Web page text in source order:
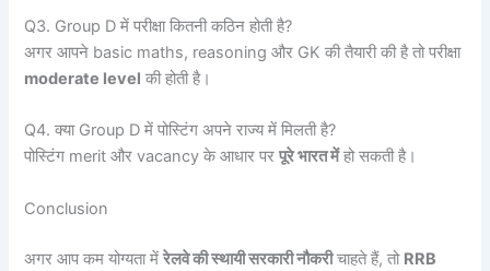
Q3. Group D में परीक्षा कितनी कठिन होती है?
अगर आपने basic maths, reasoning और GK की तैयारी की है तो परीक्षा
moderate level की होती है।
Q4. क्या Group D में पोस्टिंग अपने राज्य में मिलती है?
पोस्टिंग merit और vacancy के आधार परपूरे भारत मेंहो सकती है।
Conclusion
अगर आप कम योग्यता मेंरेलवे की स्थायी सरकारी नौकरीचाहते हैं, तो RRB